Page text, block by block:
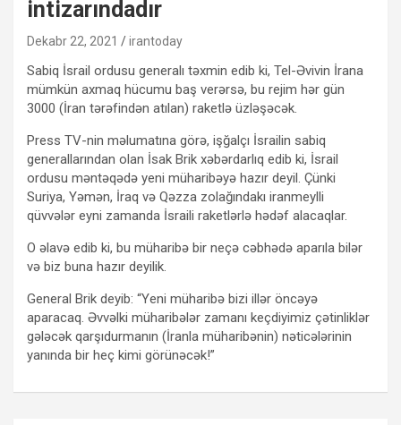
intizarındadır
Dekabr 22, 2021 irantoday
Sabiq İsrail ordusu generalı təxmin edib ki, Tel-Əvivin İrana
mümkün axmaq hücumu baş verərsə, bu rejim hər gün
3000 (İran tərəfindən atılan) raketlə üzləşəcək.
Press TV-nin məlumatına görə, işğalçı İsrailin sabiq
generallarından olan İsak Brik xəbərdarlıq edib ki, İsrail
ordusu məntəqədə yeni müharibəyə hazır deyil. Çünki
Suriya, Yəmən, İraq və Qəzza zolağındakı iranmeylli
qüvvələr eyni zamanda İsraili raketlərlə hədəf alacaqlar.
O əlavə edib ki, bu müharibə bir neçə cəbhədə aparıla bilər
və biz buna hazır deyilik.
General Brik deyib: “Yeni müharibə bizi illər öncəyə
aparacaq. Əvvəlki müharibələr zamanı keçdiyimiz çətinliklər
gələcək qarşıdurmanın (İranla müharibənin) nəticələrinin
yanında bir heç kimi görünəcək!”